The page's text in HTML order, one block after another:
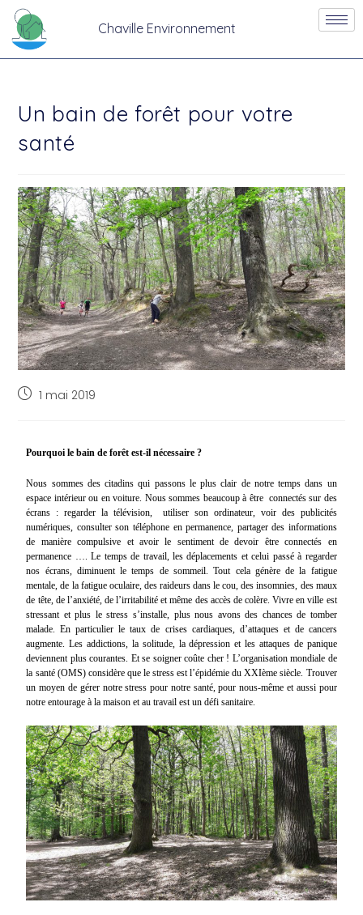
Chaville Environnement
Un bain de forêt pour votre
santé
1 mai 2019
Pourquoi le bain de forêt est-il nécessaire ?
Nous sommes des citadins qui passons le plus clair de notre temps dans un
espace intérieur ou en voiture. Nous sommes beaucoup à être connectés sur des
écrans : regarder la télévision,
utiliser son ordinateur, voir des publicités
numériques, consulter son téléphone en permanence, partager des informations
de manière compulsive et avoir le sentiment de devoir être connectés en
permanence …. Le temps de travail, les déplacements et celui passé à regarder
nos écrans, diminuent le temps de sommeil. Tout cela génère de la fatigue
mentale, de la fatigue oculaire, des raideurs dans le cou, des insomnies, des maux
de tête, de l’anxiété, de l’irritabilité et même des accès de colère. Vivre en ville est
stressant et plus le stress s’installe, plus nous avons des chances de tomber
malade. En particulier le taux de crises cardiaques, d’attaques et de cancers
augmente. Les addictions, la solitude, la dépression et les attaques de panique
deviennent plus courantes. Et se soigner coûte cher ! L’organisation mondiale de
la santé (OMS) considère que le stress est l’épidémie du XXIème siècle. Trouver
un moyen de gérer notre stress pour notre santé, pour nous-même et aussi pour
notre entourage à la maison et au travail est un défi sanitaire.